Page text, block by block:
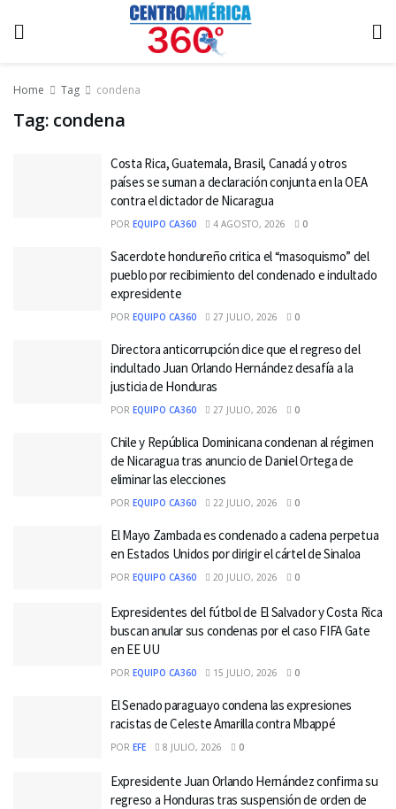
Home Tag condena
Tag: condena
Costa Rica, Guatemala, Brasil, Canadá y otros
países se suman a declaración conjunta en la OEA
contra el dictador de Nicaragua
POR EQUIPO CA360 4 AGOSTO, 2026 0
Sacerdote hondureño critica el “masoquismo” del
pueblo por recibimiento del condenado e indultado
expresidente
POR EQUIPO CA360 27 JULIO, 2026 0
Directora anticorrupción dice que el regreso del
indultado Juan Orlando Hernández desafía a la
justicia de Honduras
POR EQUIPO CA360 27 JULIO, 2026 0
Chile y República Dominicana condenan al régimen
de Nicaragua tras anuncio de Daniel Ortega de
eliminar las elecciones
POR EQUIPO CA360 22 JULIO, 2026 0
El Mayo Zambada es condenado a cadena perpetua
en Estados Unidos por dirigir el cártel de Sinaloa
POR EQUIPO CA360 20 JULIO, 2026 0
Expresidentes del fútbol de El Salvador y Costa Rica
buscan anular sus condenas por el caso FIFA Gate
en EE UU
POR EQUIPO CA360 15 JULIO, 2026 0
El Senado paraguayo condena las expresiones
racistas de Celeste Amarilla contra Mbappé
POR EFE 8 JULIO, 2026 0
Expresidente Juan Orlando Hernández confirma su
regreso a Honduras tras suspensión de orden de